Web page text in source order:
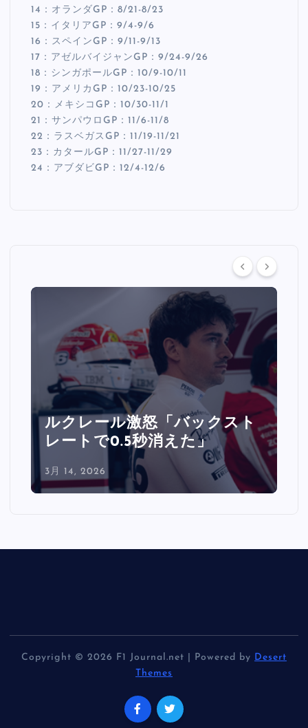
14：オランダGP：8/21-8/23
15：イタリアGP：9/4-9/6
16：スペインGP：9/11-9/13
17：アゼルバイジャンGP：9/24-9/26
18：シンガポールGP：10/9-10/11
19：アメリカGP：10/23-10/25
20：メキシコGP：10/30-11/1
21：サンパウロGP：11/6-11/8
22：ラスベガスGP：11/19-11/21
23：カタールGP：11/27-11/29
24：アブダビGP：12/4-12/6
ルクレール激怒「バックスト
レートで0.5秒消えた」
3月 14, 2026
Copyright © 2026 F1 Journal.net | Powered by Desert
Themes